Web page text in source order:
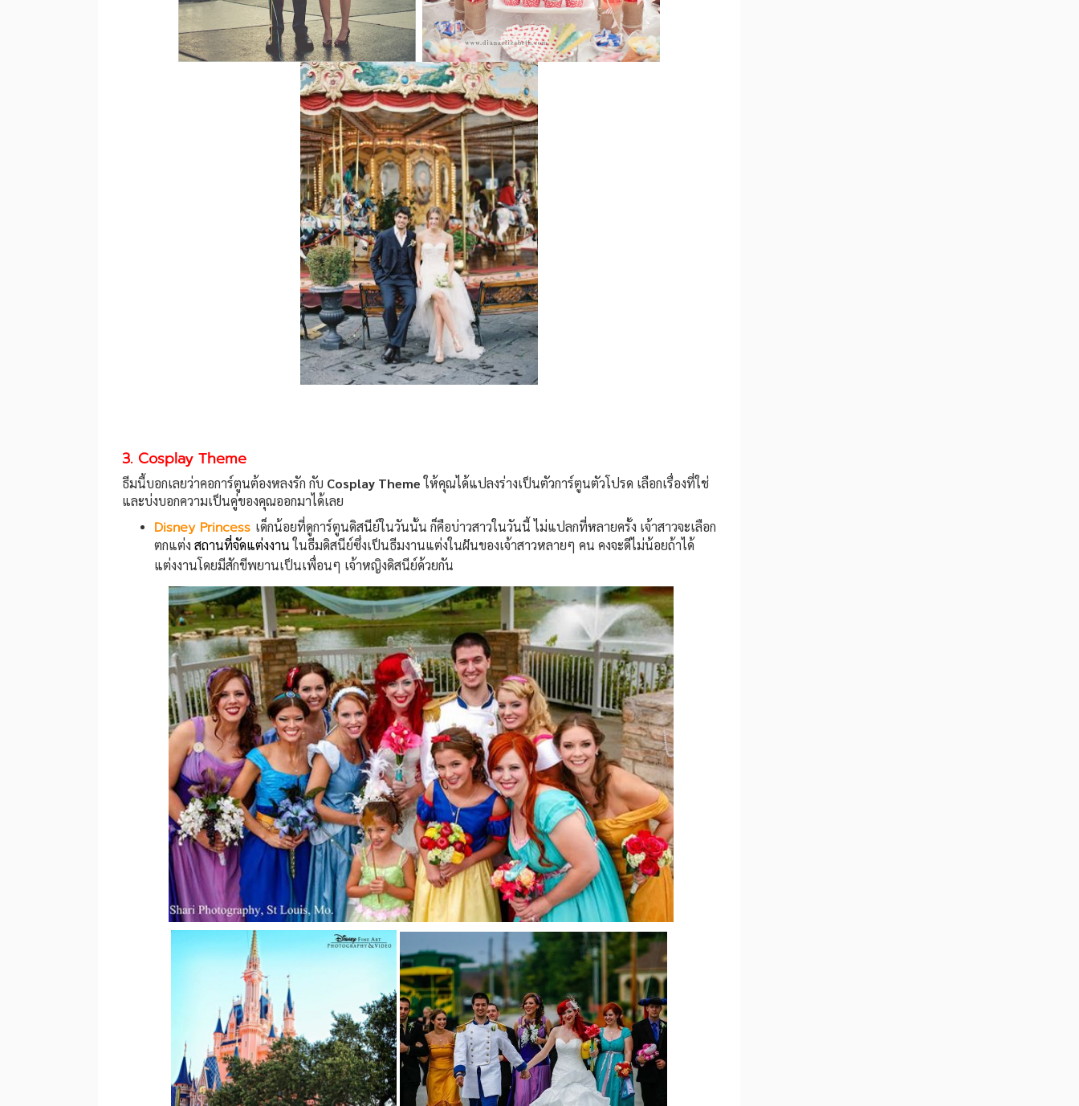
3. Cosplay Theme
ธีมนี้บอกเลยว่าคอการ์ตูนต้องหลงรัก กับ Cosplay Themeให้คุณได้แปลงร่างเป็นตัวการ์ตูนตัวโปรด เลือกเรื่องที่ใช่
และบ่งบอกความเป็นคู่ของคุณออกมาได้เลย
Disney Princess เด็กน้อยที่ดูการ์ตูนดิสนีย์ในวันนั้น ก็คือบ่าวสาวในวันนี้ ไม่แปลกที่หลายครั้ง เจ้าสาวจะเลือก
ตกแต่ง สถานที่จัดแต่งงานในธีมดิสนีย์ซึ่งเป็นธีมงานแต่งในฝันของเจ้าสาวหลายๆ คน คงจะดีไม่น้อยถ้าได้
แต่งงานโดยมีสักขีพยานเป็นเพื่อนๆ เจ้าหญิงดิสนีย์ด้วยกัน